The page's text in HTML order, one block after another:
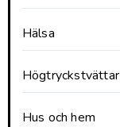
Hälsa
Högtryckstvättar
Hus och hem